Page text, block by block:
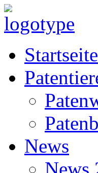
Startseite
News